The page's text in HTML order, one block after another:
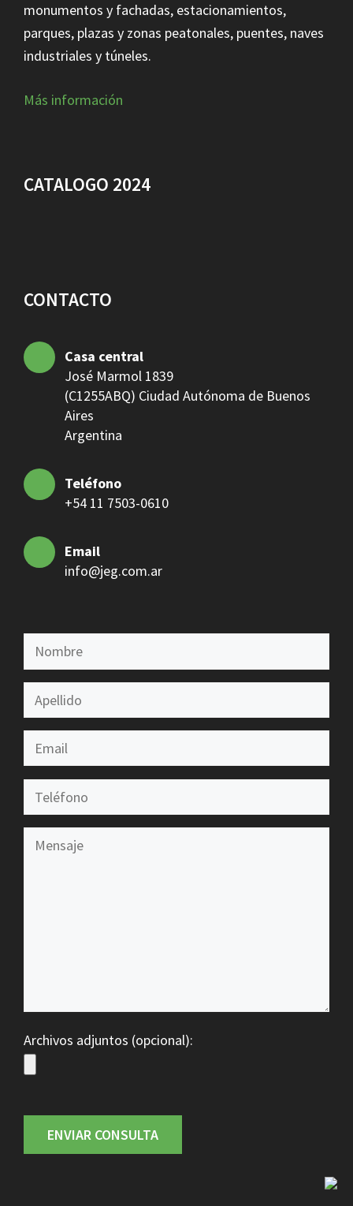
monumentos y fachadas, estacionamientos,
parques, plazas y zonas peatonales, puentes, naves
industriales y túneles.
Más información
CATALOGO 2024
CONTACTO
Casa central
José Marmol 1839
(C1255ABQ) Ciudad Autónoma de Buenos
Aires
Argentina
Teléfono
+54 11 7503-0610
Email
info@jeg.com.ar
Archivos adjuntos (opcional):